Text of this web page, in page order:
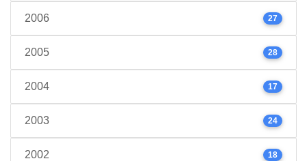
2006 27
2005 28
2004 17
2003 24
2002 18